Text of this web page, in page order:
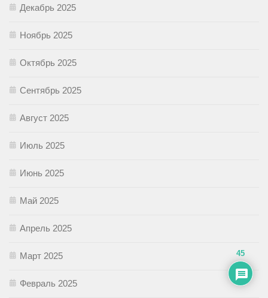
Декабрь 2025
Ноябрь 2025
Октябрь 2025
Сентябрь 2025
Август 2025
Июль 2025
Июнь 2025
Май 2025
Апрель 2025
Март 2025
Февраль 2025
45